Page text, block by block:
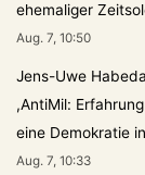
ehemaliger
Aug. 7, 10:50
Jens-Uwe
,AntiMil:
eine Demokratie
Aug. 7, 10:33